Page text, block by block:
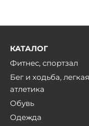
КАТАЛОГ
Фитнес, спортзал
Бег и ходьба, легкая
атлетика
Обувь
Одежда